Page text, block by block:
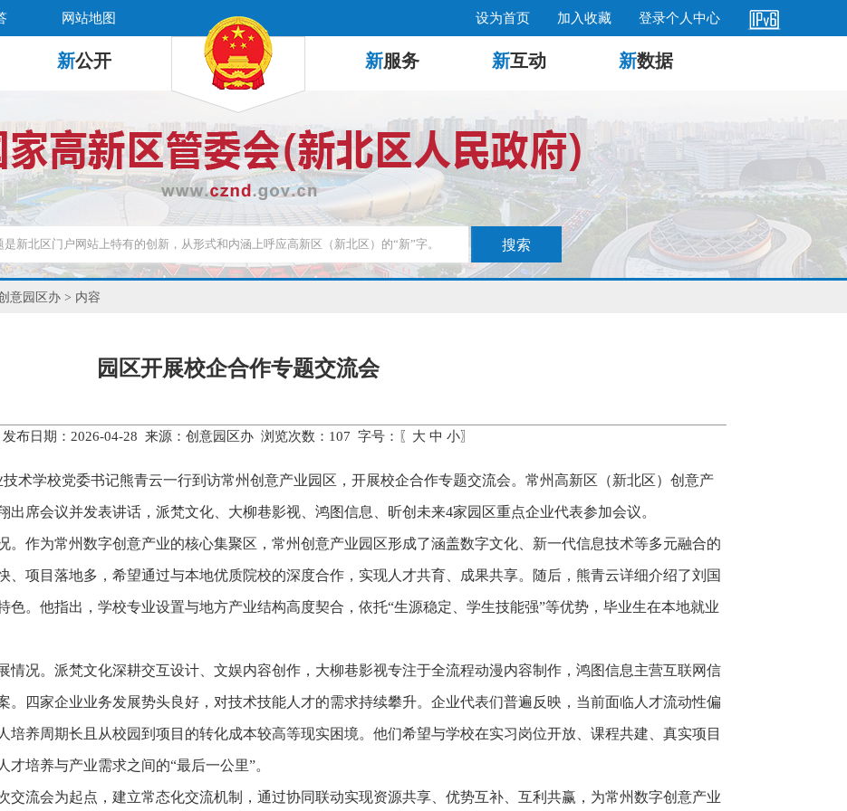
网站地图 设为首页 加入收藏 登录个人中心
新公开 新服务 新互动 新数据
意园区办 > 内容
园区开展校企合作专题交流会
发布日期：2026-04-28 来源：创意园区办 浏览次数： 107 字号：〖 大 中 小〗
术学校党委书记熊青云一行到访常州创意产业园区，开展校企合作专题交流会。常州高新区（新北区）创意产
出席会议并发表讲话，派梵文化、大柳巷影视、鸿图信息、昕创未来4家园区重点企业代表参加会议。
。作为常州数字创意产业的核心集聚区，常州创意产业园区形成了涵盖数字文化、新一代信息技术等多元融合的
、项目落地多，希望通过与本地优质院校的深度合作，实现人才共育、成果共享。随后，熊青云详细介绍了刘国
色。他指出，学校专业设置与地方产业结构高度契合，依托“生源稳定、学生技能强”等优势，毕业生在本地就业
情况。派梵文化深耕交互设计、文娱内容创作，大柳巷影视专注于全流程动漫内容制作，鸿图信息主营互联网信
。四家企业业务发展势头良好，对技术技能人才的需求持续攀升。企业代表们普遍反映，当前面临人才流动性偏
培养周期长且从校园到项目的转化成本较高等现实困境。他们希望与学校在实习岗位开放、课程共建、真实项目
培养与产业需求之间的“最后一公里”。
交流会为起点，建立常态化交流机制，通过协同联动实现资源共享、优势互补、互利共赢，为常州数字创意产业